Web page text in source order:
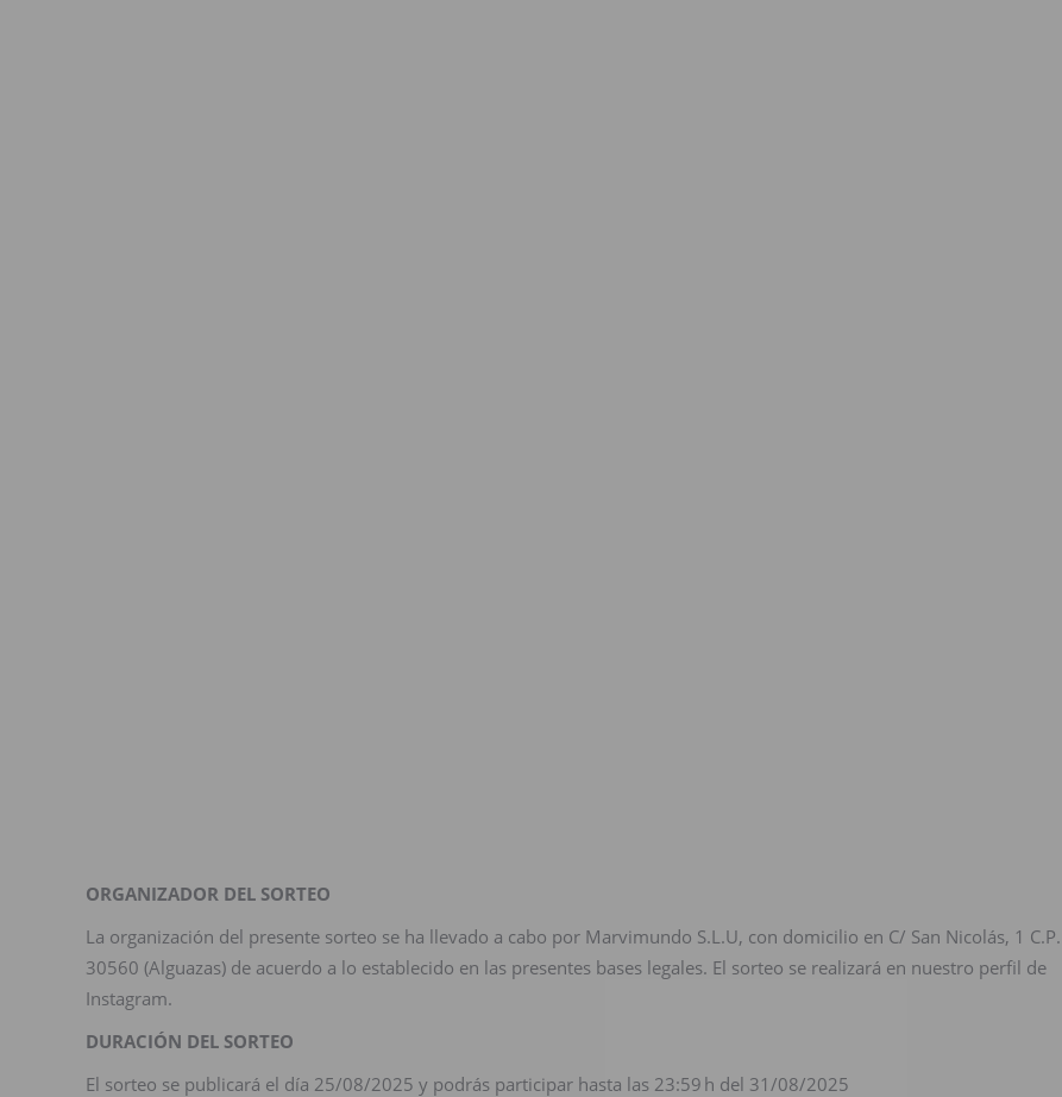
ORGANIZADOR DEL SORTEO
La organización del presente sorteo se ha llevado a cabo por Marvimundo S.L.U, con domicilio en C/ San Nicolás, 1 C.P.
30560 (Alguazas) de acuerdo a lo establecido en las presentes bases legales. El sorteo se realizará en nuestro perfil de
Instagram.
DURACIÓN DEL SORTEO
El sorteo se publicará el día 25/08/2025 y podrás participar hasta las 23:59 h del 31/08/2025